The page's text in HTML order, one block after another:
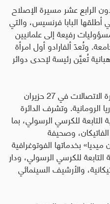
الرابع عشر مسيرة الإصلاح
أطلقها البابا فرنسيس، والتي
رفيعة إلى علمانيين
وتُعدّ ألفارادو أول امرأة
تُعيَّن رئيسة لإحدى دوائر
وكان البابا فرنسيس قد أنشأ دائرة الاتصالات في 27 حزيران
الرومانية. وتشرف الدائرة
للكرسي الرسولي، بما
وصحيفة
بخدماتها الفوتوغرافية
التابعة للكرسي الرسولي، ودار
والأرشيف السينمائي